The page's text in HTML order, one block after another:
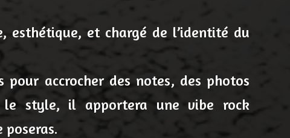
esthétique, et chargé de l’identité du
pour accrocher des notes, des photos
style, il apportera une vibe rock